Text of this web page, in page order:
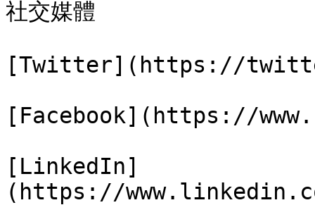
社交媒體
[Twitter](https://
[Facebook](https://
[LinkedIn]
(https://